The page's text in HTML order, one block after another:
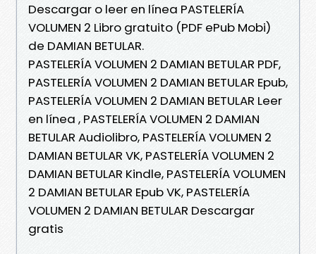
Descargar o leer en línea PASTELERÍA
VOLUMEN 2 Libro gratuito (PDF ePub Mobi)
de DAMIAN BETULAR.
PASTELERÍA VOLUMEN 2 DAMIAN BETULAR PDF,
PASTELERÍA VOLUMEN 2 DAMIAN BETULAR Epub,
PASTELERÍA VOLUMEN 2 DAMIAN BETULAR Leer
en línea , PASTELERÍA VOLUMEN 2 DAMIAN
BETULAR Audiolibro, PASTELERÍA VOLUMEN 2
DAMIAN BETULAR VK, PASTELERÍA VOLUMEN 2
DAMIAN BETULAR Kindle, PASTELERÍA VOLUMEN
2 DAMIAN BETULAR Epub VK, PASTELERÍA
VOLUMEN 2 DAMIAN BETULAR Descargar
gratis